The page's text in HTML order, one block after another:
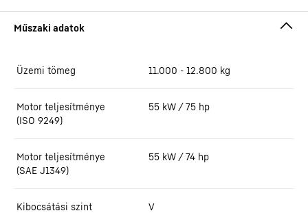
Üzemi tömeg 11.000 - 12.800 kg
Motor teljesítménye
(ISO 9249)
55 kW / 75 hp
Motor teljesítménye
(SAE J1349)
55 kW / 74 hp
Kibocsátási szint V